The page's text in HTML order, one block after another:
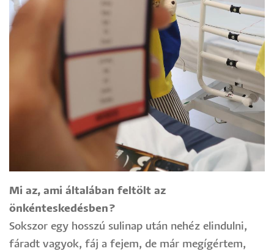
Mi az, ami általában feltölt az
önkénteskedésben?
Sokszor egy hosszú sulinap után nehéz elindulni,
fáradt vagyok, fáj a fejem, de már megígértem,